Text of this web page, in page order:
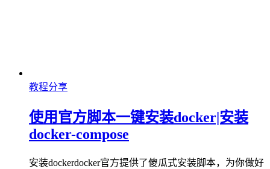
教程分享
使用官方脚本一键安装docker|安装
docker-compose
安装dockerdocker官方提供了傻瓜式安装脚本，为你做好